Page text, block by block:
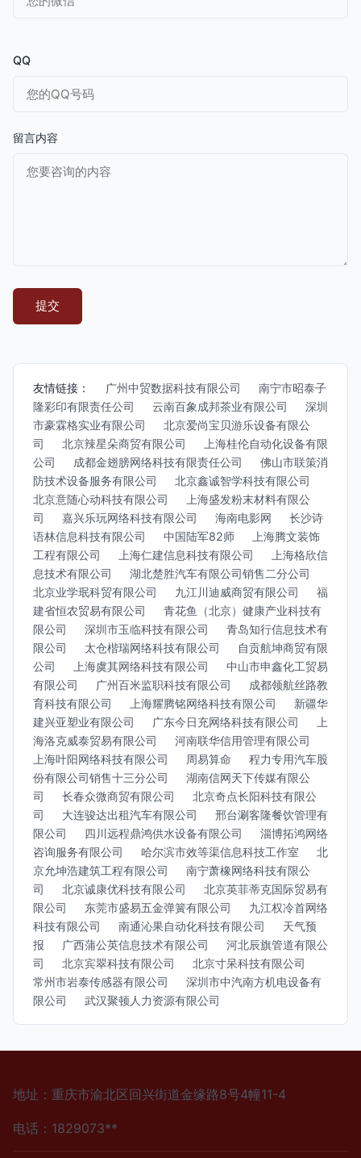
QQ
留言内容
友情链接： 广州中贸数据科技有限公司
南宁市昭泰子
隆彩印有限责任公司
云南百象成邦茶业有限公司
深圳
市豪霖格实业有限公司
北京爱尚宝贝游乐设备有限公
司
北京辣星朵商贸有限公司
上海桂伦自动化设备有限
公司
成都金翅膀网络科技有限责任公司
佛山市联策消
防技术设备服务有限公司
北京鑫诚智学科技有限公司
北京意随心动科技有限公司
上海盛发粉末材料有限公
司
嘉兴乐玩网络科技有限公司 海南电影网
长沙诗
语林信息科技有限公司
中国陆军82师
上海腾文装饰
工程有限公司
上海仁建信息科技有限公司
上海格欣信
息技术有限公司
湖北楚胜汽车有限公司销售二分公司
北京业学珉科贸有限公司
九江川迪威商贸有限公司
福
建省恒农贸易有限公司
青花鱼（北京）健康产业科技有
限公司
深圳市玉临科技有限公司
青岛知行信息技术有
限公司
太仓楷瑞网络科技有限公司
自贡航坤商贸有限
公司
上海虞其网络科技有限公司
中山市申鑫化工贸易
有限公司
广州百米监职科技有限公司
成都领航丝路教
育科技有限公司
上海耀腾铭网络科技有限公司
新疆华
建兴亚塑业有限公司
广东今日充网络科技有限公司
上
海洛克威泰贸易有限公司
河南联华信用管理有限公司
上海叶阳网络科技有限公司
周易算命
程力专用汽车股
份有限公司销售十三分公司
湖南信网天下传媒有限公
司
长春众微商贸有限公司
北京奇点长阳科技有限公
司
大连骏达出租汽车有限公司
邢台涮客隆餐饮管理有
限公司
四川远程鼎鸿供水设备有限公司
淄博拓鸿网络
咨询服务有限公司
哈尔滨市效等渠信息科技工作室
北
京允坤浩建筑工程有限公司
南宁萧橡网络科技有限公
司
北京诚康优科技有限公司
北京英菲蒂克国际贸易有
限公司
东莞市盛易五金弹簧有限公司
九江权冷首网络
科技有限公司
南通沁果自动化科技有限公司
天气预
报
广西蒲公英信息技术有限公司
河北辰旗管道有限公
司
北京宾翠科技有限公司
北京寸呆科技有限公司
常州市岩泰传感器有限公司
深圳市中汽南方机电设备有
限公司
武汉聚顿人力资源有限公司
地址：重庆市渝北区回兴街道金缘路8号4幢11-4
电话：1829073**